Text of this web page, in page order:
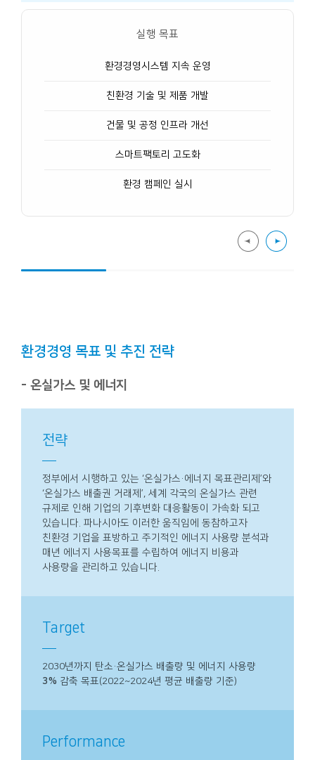
실행 목표
환경경영시스템 지속 운영
친환경 기술 및 제품 개발
건물 및 공정 인프라 개선
스마트팩토리 고도화
환경 캠페인 실시
환경경영 목표 및 추진 전략
- 온실가스 및 에너지
전략
정부에서 시행하고 있는 ‘온실가스·에너지 목표관리제’와
‘온실가스 배출권 거래제’, 세계 각국의 온실가스 관련
규제로 인해 기업의 기후변화 대응활동이 가속화 되고
있습니다. 파나시아도 이러한 움직임에 동참하고자
친환경 기업을 표방하고 주기적인 에너지 사용량 분석과
매년 에너지 사용목표를 수립하여 에너지 비용과
사용량을 관리하고 있습니다.
Target
2030년까지 탄소·온실가스 배출량 및 에너지 사용량
3% 감축 목표(2022~2024년 평균 배출량 기준)
Performance